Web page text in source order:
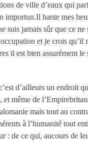
de ville d’eaux qui
importun.Il hante mes
suis jamais sûr que ce
et je crois qu’il
il est bien assurément le
d’ailleurs un endroit
même de
mais tout au
à l’humanité tout
: de ce qui, aucours de